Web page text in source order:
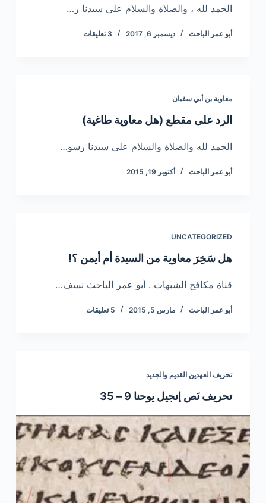
الحمد لله ، والصلاة والسلام على سيدنا ر…
أبو عمر الباحث ديسمبر 6, 2017 3 تعليقات
معاوية بن أبي سفيان
الرد على مقطع (هل معاوية طاغية)
الحمد لله والصلاة والسلام على سيدنا رسو…
أبو عمر الباحث أكتوبر 19, 2015
UNCATEGORIZED
هل سَخِرَ معاوية من السيدة أم أيمن ؟!
قناة مكافح الشبهات . أبو عمر الباحث نسف…
أبو عمر الباحث مارس 5, 2015 5 تعليقات
تحريف العهدين القديم والجديد
تحريف نَص إنجيل يوحنا 9 – 35